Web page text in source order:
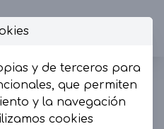
Novedades
Top punto
tirantes
y de terceros para
que permiten
y la navegación
cookies